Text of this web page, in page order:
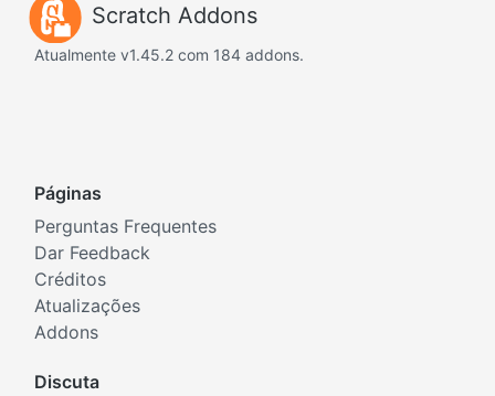
Scratch Addons
Atualmente v1.45.2 com 184 addons.
Páginas
Perguntas Frequentes
Dar Feedback
Créditos
Atualizações
Addons
Discuta